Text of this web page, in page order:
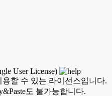
User License)
할 수 있는 라이선스입니다.
도 불가능합니다.